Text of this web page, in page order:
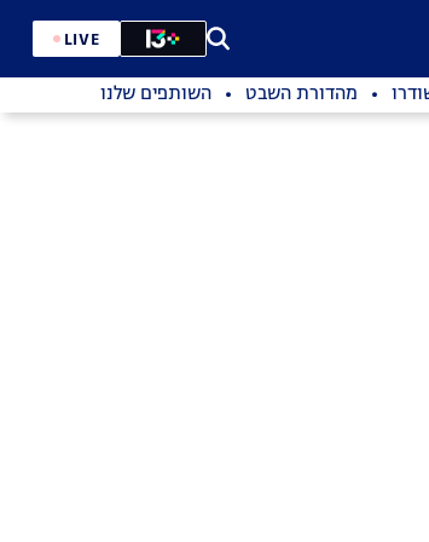
LIVE
מהדורת השבט השותפים שלנו